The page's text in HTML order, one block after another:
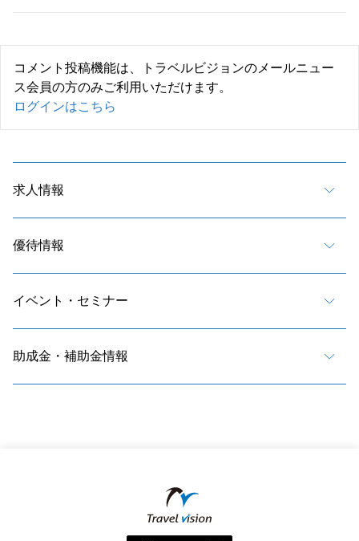
コメント投稿機能は、トラベルビジョンのメールニュー
ス会員の方のみご利用いただけます。
ログインはこちら
求人情報
優待情報
イベント・セミナー
助成金・補助金情報